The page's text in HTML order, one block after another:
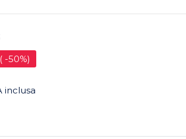
-50%)
inclusa